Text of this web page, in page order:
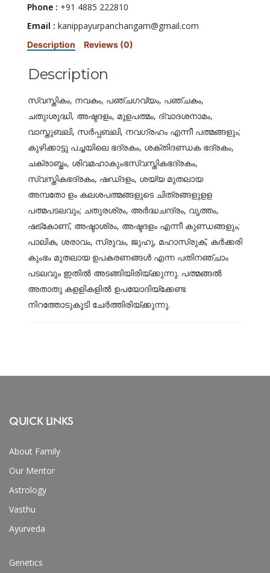
Phone : +91 4885 222810
Email : kanippayurpanchangam@gmail.com
Description Reviews (0)
Description
സ്വസ്തികം, നവകം, പഞ്ചഗവ്യം, പഞ്ചകം,
ചതുഃശുദ്ധി, അഷ്ടദളം, മുളപത്മം, ദ്വാദശനാമം,
വാസ്തുബലി, സര്‍പ്പബലി, നവഗ്രഹം എന്നീ പത്മങ്ങളും;
കുഴിക്കാട്ടു പച്ചയിലെ ഭദ്രകം, ശക്തിദണ്ഡക ഭദ്രകം,
ചക്രാബ്ജം, ശിവമഹാകുംഭസ്വസ്തികഭദ്രകം,
സ്വസ്തികഭദ്രകം, ഷഡ്ദളം, ശയ്യ മുതലായ
അമ്പതോ ളം കലശപത്മങ്ങളുടെ ചിത്രങ്ങളുളള
പത്മപടലവും; ചതുരശ്രം, അര്‍ദ്ധചന്ദ്രം, വൃത്തം,
ഷട്കോണ്, അഷ്ടാശ്രം, അഷ്ടദളം എന്നീ കുണ്ഡങ്ങളും;
പാലിക, ശരാവം, സ്രുവം, ജുഹു, മഹാസ്രുക്, കര്‍ക്കരി
കുംഭം മുതലായ ഉപകരണങ്ങള്‍ എന്ന പതിനഞ്ചാം
പടലവും ഇതില്‍ അടങ്ങിയിരിയ്ക്കുന്നു. പത്മങ്ങല്‍
അതാതു കളളികളില്‍ ഉപയോദിയ്ക്കേണ്ട
നിറത്തോടുകൂടി ചേര്‍ത്തിരിയ്ക്കുന്നു.
QUICK LINKS
About Family
Our Mentor
Astrology
Vasthu
Ayurveda
Genetics